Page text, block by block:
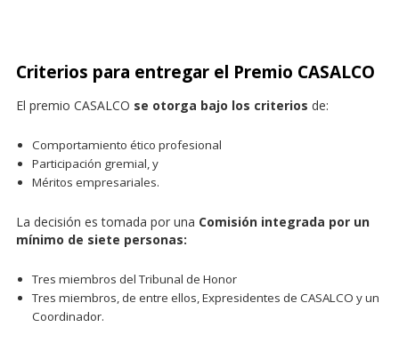
Criterios para entregar el Premio CASALCO
El premio CASALCO se otorga bajo los criterios de:
Comportamiento ético profesional
Participación gremial, y
Méritos empresariales.
La decisión es tomada por una Comisión integrada por un
mínimo de siete personas:
Tres miembros del Tribunal de Honor
Tres miembros, de entre ellos, Expresidentes de CASALCO y un
Coordinador.